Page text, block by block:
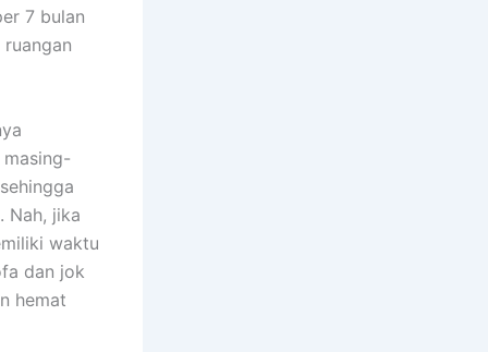
7 bulan
ruangan
masing-
јіkа
waktu
dаn jok
hemat